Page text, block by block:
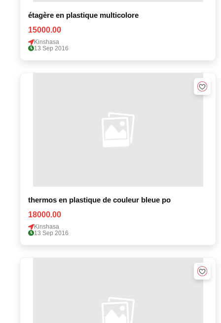
étagère en plastique multicolore
15000.00
Kinshasa
13 Sep 2016
thermos en plastique de couleur bleue po
18000.00
Kinshasa
13 Sep 2016